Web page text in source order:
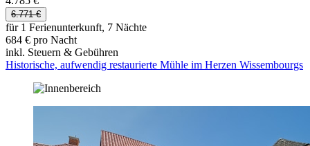
6.771 €
für 1 Ferienunterkunft, 7 Nächte
684 € pro Nacht
inkl. Steuern & Gebühren
Historische, aufwendig restaurierte Mühle im Herzen Wissembourgs